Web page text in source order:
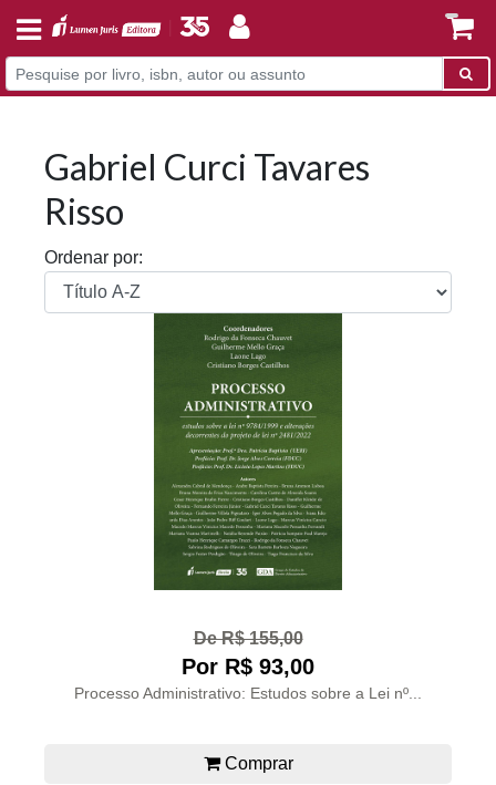
Gabriel Curci Tavares
Risso
Ordenar por:
De R$ 155,00
Por R$ 93,00
Processo Administrativo: Estudos sobre a Lei nº...
Comprar